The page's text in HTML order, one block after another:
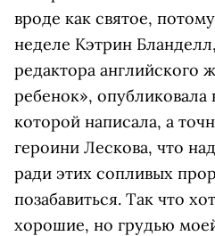
вроде как святое,
неделе Кэтрин
редактора английского
ребенок», опубликовала
которой написала, а
героини Лескова, что
ради этих сопливых
позабавиться. Так что
хорошие, но грудью